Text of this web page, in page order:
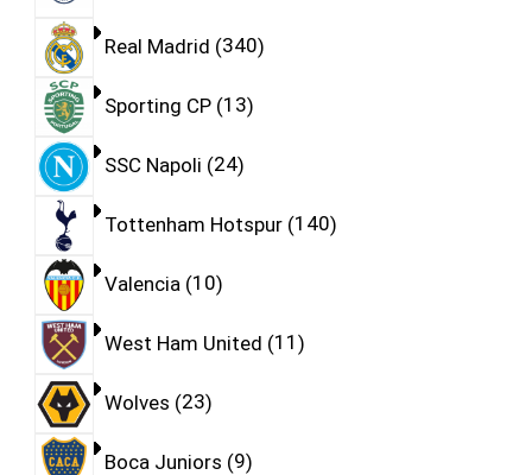
Real Madrid 340
Sporting CP 13
SSC Napoli 24
Tottenham Hotspur 140
Valencia 10
West Ham United 11
Wolves 23
Boca Juniors 9